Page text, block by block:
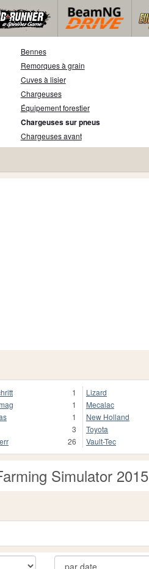
Bennes
Remorques à grain
Cuves à lisier
Chargeuses
Équipement forestier
Chargeuses sur pneus
Chargeuses avant
1
1
1
3
26
Lizard
Mecalac
New Holland
Toyota
Vault-Tec
Simulator 2015